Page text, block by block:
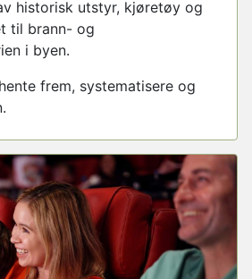
historisk utstyr, kjøretøy og
til brann- og
i byen.
frem, systematisere og